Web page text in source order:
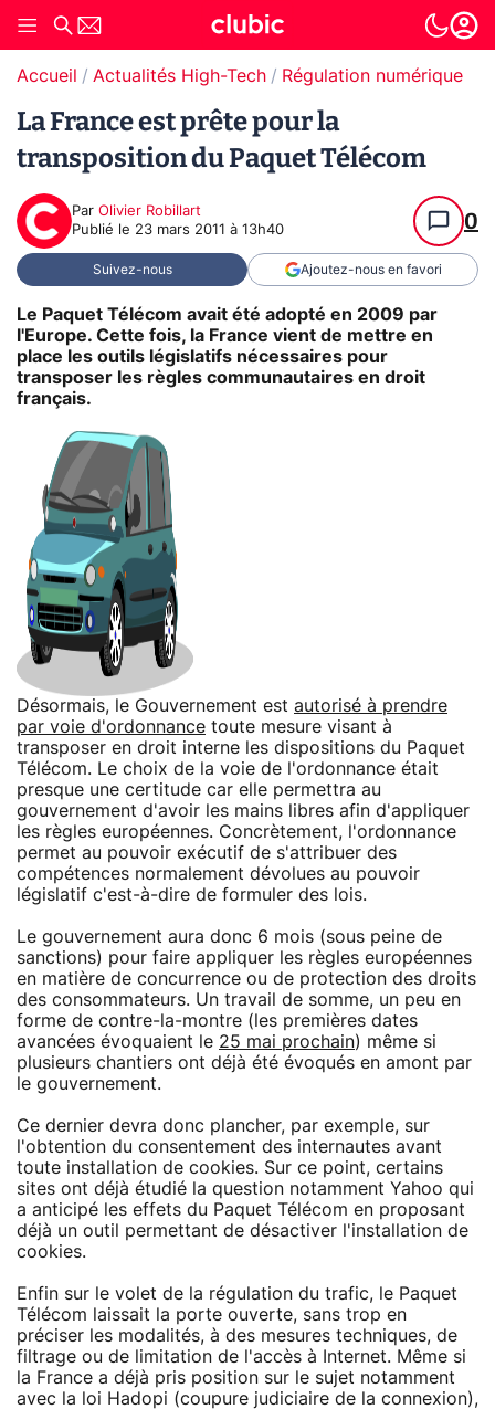
Accueil Actualités High-Tech Régulation numérique
La France est prête pour la
transposition du Paquet Télécom
Par Olivier Robillart
Publié le 23 mars 2011 à 13h40 0
Suivez-nous Ajoutez-nous en favori
Le Paquet Télécom avait été adopté en 2009 par
l'Europe. Cette fois, la France vient de mettre en
place les outils législatifs nécessaires pour
transposer les règles communautaires en droit
français.
Désormais, le Gouvernement est autorisé à prendre
par voie d'ordonnance toute mesure visant à
transposer en droit interne les dispositions du Paquet
Télécom. Le choix de la voie de l'ordonnance était
presque une certitude car elle permettra au
gouvernement d'avoir les mains libres afin d'appliquer
les règles européennes. Concrètement, l'ordonnance
permet au pouvoir exécutif de s'attribuer des
compétences normalement dévolues au pouvoir
législatif c'est-à-dire de formuler des lois.
Le gouvernement aura donc 6 mois (sous peine de
sanctions) pour faire appliquer les règles européennes
en matière de concurrence ou de protection des droits
des consommateurs. Un travail de somme, un peu en
forme de contre-la-montre (les premières dates
avancées évoquaient le 25 mai prochain) même si
plusieurs chantiers ont déjà été évoqués en amont par
le gouvernement.
Ce dernier devra donc plancher, par exemple, sur
l'obtention du consentement des internautes avant
toute installation de cookies. Sur ce point, certains
sites ont déjà étudié la question notamment Yahoo qui
a anticipé les effets du Paquet Télécom en proposant
déjà un outil permettant de désactiver l'installation de
cookies.
Enfin sur le volet de la régulation du trafic, le Paquet
Télécom laissait la porte ouverte, sans trop en
préciser les modalités, à des mesures techniques, de
filtrage ou de limitation de l'accès à Internet. Même si
la France a déjà pris position sur le sujet notamment
avec la loi Hadopi (coupure judiciaire de la connexion),